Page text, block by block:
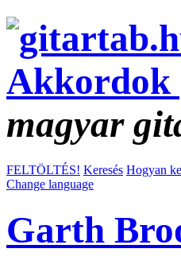
magyar
FELTÖLTÉS! Keresés Hogyan
Change language
Garth